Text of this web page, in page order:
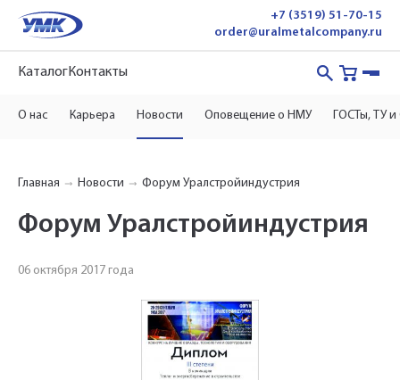
+7 (3519) 51-70-15
order@uralmetalcompany.ru
КаталогКонтакты
О нас Карьера Новости Оповещение о НМУ ГОСТы, ТУ и
Главная Новости Форум Уралстройиндустрия
Форум Уралстройиндустрия
06 октября 2017 года